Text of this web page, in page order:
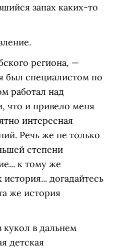
запах каких-то
региона, —
был специалистом по
работал над
что и привело меня
интересная
Речь же не только
степени
к тому же
догадайтесь
же история
в дальнем
детская